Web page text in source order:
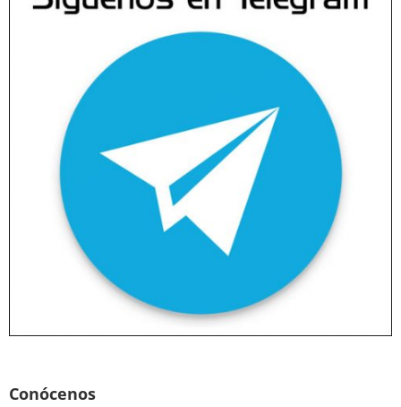
Conócenos